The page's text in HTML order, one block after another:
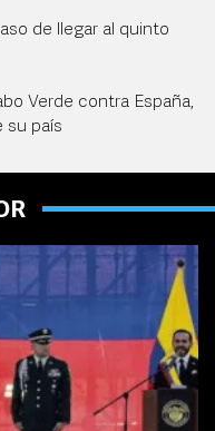
de llegar al quinto
Verde contra España,
su país